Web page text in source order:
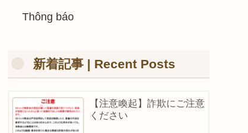
Thông báo
新着記事 | Recent Posts
【注意喚起】詐欺にご注意
ください